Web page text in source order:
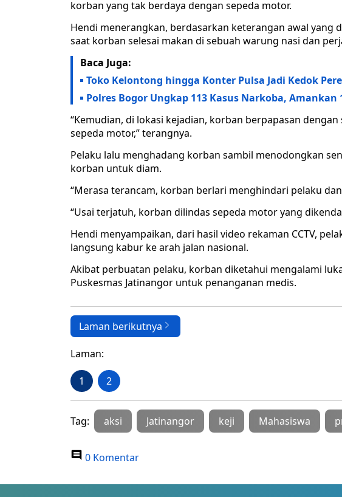
korban yang tak berdaya dengan sepeda motor.
Hendi menerangkan, berdasarkan keterangan awal
saat korban selesai makan di sebuah warung nasi dan
Baca Juga:
Toko Kelontong hingga Konter Pulsa Jadi Kedok
Polres Bogor Ungkap 113 Kasus Narkoba, Amankan
“Kemudian, di lokasi kejadian, korban berpapasan
sepeda motor,” terangnya.
Pelaku lalu menghadang korban sambil menodongkan
korban untuk diam.
“Merasa terancam, korban berlari menghindari pelaku
“Usai terjatuh, korban dilindas sepeda motor yang
Hendi menyampaikan, dari hasil video rekaman CCTV,
langsung kabur ke arah jalan nasional.
Akibat perbuatan pelaku, korban diketahui mengalami
Puskesmas Jatinangor untuk penanganan medis.
Laman berikutnya
Laman:
1 2
Tag: aksi Jatinangor keji Mahasiswa
0 Komentar